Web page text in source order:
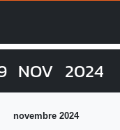
NOV 2024
novembre 2024